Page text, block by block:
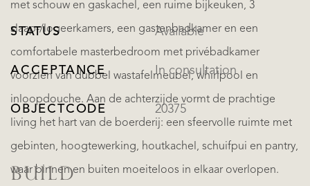
met schouw en gaskachel, een ruime bijkeuken, 3
slaap-/logeerkamers, een gastenbadkamer en een
comfortabele masterbedroom met privébadkamer
voorzien van dubbel wastafelmeubel, whirlpool en
inloopdouche. Aan de achterzijde vormt de prachtige
living het hart van de boerderij: een sfeervolle ruimte met
gebinten, hoogtewerking, houtkachel, schuifpui en pantry,
waar binnen en buiten moeiteloos in elkaar overlopen.
STATUS Available
ACCEPTANCE In consultation
OBJECTCODE 20375
BUILD